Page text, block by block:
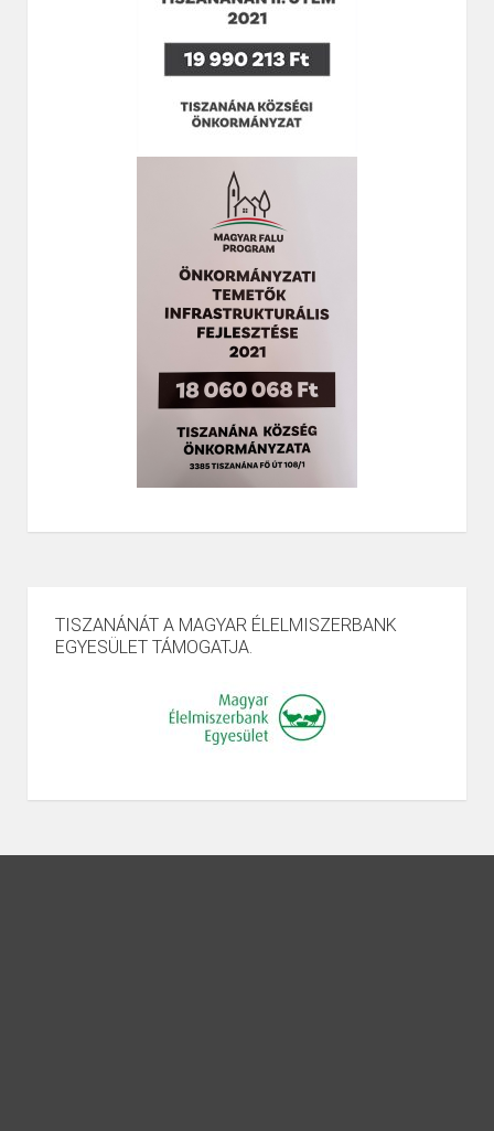
TISZANÁNÁT A MAGYAR ÉLELMISZERBANK
EGYESÜLET TÁMOGATJA.